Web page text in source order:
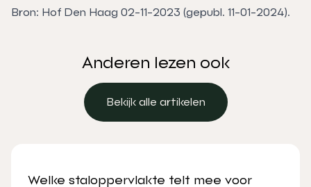
Bron: Hof Den Haag 02-11-2023 (gepubl. 11-01-2024).
Anderen lezen ook
Bekijk alle artikelen
Welke staloppervlakte telt mee voor